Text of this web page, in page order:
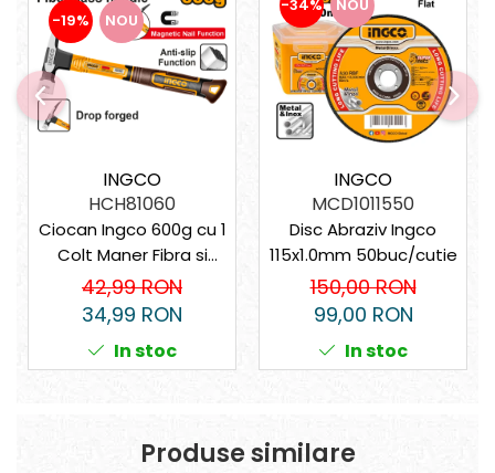
Ventilatoare
-19% NOU
INGCO
HCH81060
Ciocan Ingco 600g cu 1
Colt Maner Fibra si
Magnet
42,99 RON
34,99 RON
In stoc
-34% NOU
INGCO
MCD1011550
Disc Abraziv Ingco
115x1.0mm 50buc/cutie
150,00 RON
99,00 RON
In stoc
Produse similare